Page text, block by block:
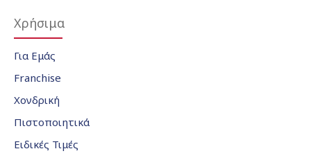
Χρήσιμα
Για Εμάς
Franchise
Χονδρική
Πιστοποιητικά
Ειδικές Τιμές